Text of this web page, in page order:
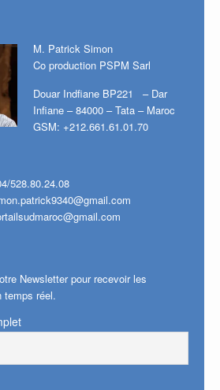
M. Patrick Simon
Co production PSPM Sarl
Douar Indfiane BP221 – Dar
Infiane – 84000 – Tata – Maroc
GSM: +212.661.61.01.70
528.80.24.08
Newsletter pour recevoir les
temps réel.